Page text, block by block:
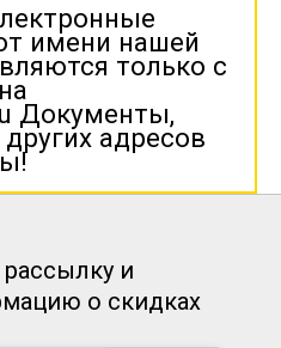
имени нашей
только с
Документы,
адресов
и
о скидках